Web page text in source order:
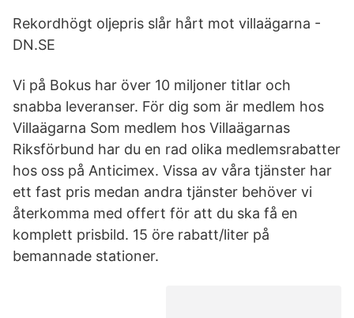
Rekordhögt oljepris slår hårt mot villaägarna -
DN.SE
Vi på Bokus har över 10 miljoner titlar och
snabba leveranser. För dig som är medlem hos
Villaägarna Som medlem hos Villaägarnas
Riksförbund har du en rad olika medlemsrabatter
hos oss på Anticimex. Vissa av våra tjänster har
ett fast pris medan andra tjänster behöver vi
återkomma med offert för att du ska få en
komplett prisbild. 15 öre rabatt/liter på
bemannade stationer.